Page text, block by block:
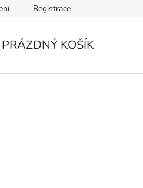
Registrace
PRÁZDNÝ KOŠÍK